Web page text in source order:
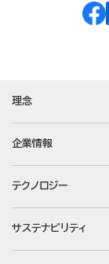
理念
企業情報
テクノロジー
サステナビリティ